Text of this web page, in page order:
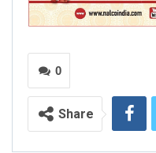
0
Share